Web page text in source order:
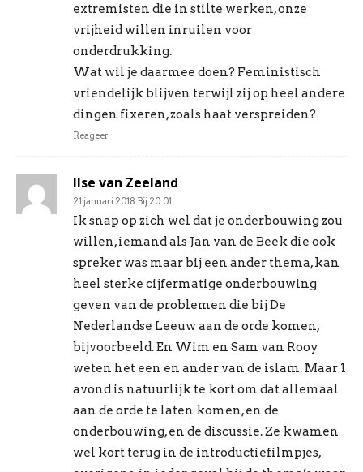
extremisten die in stilte werken, onze
vrijheid willen inruilen voor
onderdrukking.
Wat wil je daarmee doen? Feministisch
vriendelijk blijven terwijl zij op heel andere
dingen fixeren, zoals haat verspreiden?
Reageer
Ilse van Zeeland
21 januari 2018 Bij 20:01
Ik snap op zich wel dat je onderbouwing zou
willen, iemand als Jan van de Beek die ook
spreker was maar bij een ander thema, kan
heel sterke cijfermatige onderbouwing
geven van de problemen die bij De
Nederlandse Leeuw aan de orde komen,
bijvoorbeeld. En Wim en Sam van Rooy
weten het een en ander van de islam. Maar 1
avond is natuurlijk te kort om dat allemaal
aan de orde te laten komen, en de
onderbouwing, en de discussie. Ze kwamen
wel kort terug in de introductiefilmpjes,